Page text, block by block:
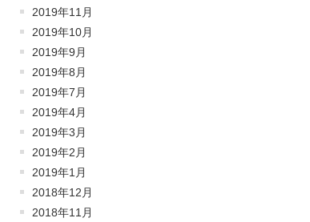
2019年11月
2019年10月
2019年9月
2019年8月
2019年7月
2019年4月
2019年3月
2019年2月
2019年1月
2018年12月
2018年11月